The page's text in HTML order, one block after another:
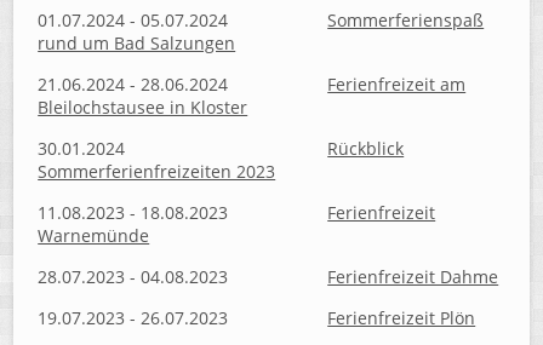
01.07.2024 - 05.07.2024
Sommerferienspaß
rund um Bad Salzungen
21.06.2024 - 28.06.2024
Ferienfreizeit am
Bleilochstausee in Kloster
30.01.2024
Rückblick
Sommerferienfreizeiten 2023
11.08.2023 - 18.08.2023
Ferienfreizeit
Warnemünde
28.07.2023 - 04.08.2023
Ferienfreizeit Dahme
19.07.2023 - 26.07.2023
Ferienfreizeit Plön